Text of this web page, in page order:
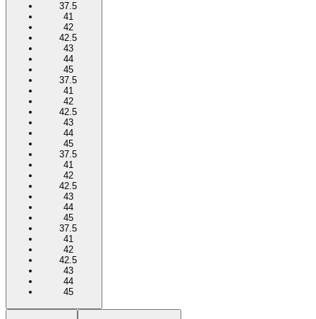
37.5
41
42
42.5
43
44
45
37.5
41
42
42.5
43
44
45
37.5
41
42
42.5
43
44
45
37.5
41
42
42.5
43
44
45